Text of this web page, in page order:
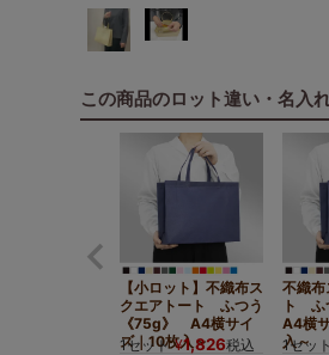
この商品のロット違い・名入
【小ロット】不織布ス
クエアトート ふつう
《75g》 A4横サイ
ズ｜10枚入～
1セット ¥1,826税込
不織
ト ふ
A4横
入～
1セット